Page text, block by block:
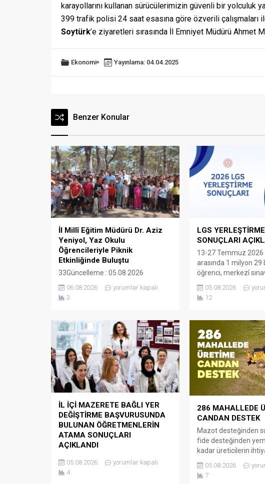
karayollarını kullanan sürücülerimizin güvenli bir
399 trafik polisi 24 saat esasına göre özverili çalışmaları
Soytürk’e ziyaretleri sırasında İl Emniyet Müdürü Ahmet
Ekonomi Yayınlama: 04.04.2025
Benzer Konular
İl Millî Eğitim Müdürü Dr. Aziz
Yeniyol, Yaz Okulu
Öğrencileriyle Piknik
Etkinliğinde Buluştu
33Güncelleme : 05.08.2026
okulu etkinlikleri kapsamında
Ergene ilçesinde bulunan Çamlık
eğitim gören öğrenciler için piknik
etkinliği düzenlendi. Etkinliğe katılan
İl Millî Eğitim Müdürü Dr. Aziz
Yeniyol, öğrenciler, öğretmenler ve
velilerle bir araya geldi. Katılımcılarla
sohbet eden Dr. Yeniyol, yaz
okullarının öğrencilerin...
06.08.2026
yorumlar kapalı
3
LGS YERLEŞTİRME
SONUÇLARI
13-27 Temmuz 2026
arasında 1 milyon 29
öğrenci, merkezî
için tercihte bulundu.
yerleştirmede
öğrenci alan
yüzde 95,76 Sınavla
okullar için açılan
kontenjanın 190 bin...
05.08.2026
12
İL İÇİ MAZERETE BAĞLI YER
DEĞİŞTİRME BAŞVURUSUNDA
BULUNAN ÖĞRETMENLERİN
ATAMA SONUÇLARI
AÇIKLANDI
görev yapan öğretmenlerin aile
birliği, sağlık, can güvenliği, engellilik
05.08.2026
yorumlar kapalı
4
286 MAHALLEDE
CANDAN DESTEK
Mazot desteğinden
fide desteğinden
kadar üreticilerin
Tekirdağ Büyükşehir
tarla yollarında
05.08.2026
7